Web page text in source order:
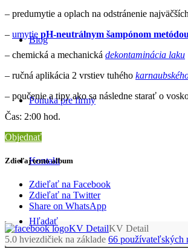
Blog
Ponuka pre firmy
Kontakt
Hľadať
– predumytie a oplach na odstránenie
– umytie pH-neutrálnym šampónom
– chemická a mechanická dekontaminácia laku
– ručná aplikácia 2 vrstiev tuhého
– poučenie a tipy ako sa následne starať o
Čas: 2:00 hod.
Objednať
Zdieľaj tento album
Zdieľať na Facebook
Zdieľať na Twitter
Share on WhatsApp
KV Detail
5.0 hviezdičiek na základe 66 používateľských